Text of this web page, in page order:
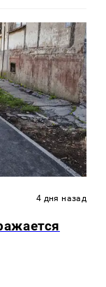
4 дня назад